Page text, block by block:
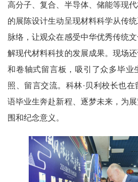
高分子、复合、半导体、储能等现
的展陈设计生动呈现材料科学从传
脉络，让观众在感受中华优秀传统
解现代材料科技的发展成果。现场
和卷轴式留言板，吸引了众多毕业
照、留言交流。科林·贝利校长也
语毕业生奔赴新程、逐梦未来，为
围和纪念意义。